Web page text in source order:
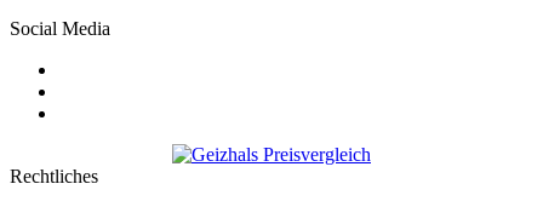
Social Media
Rechtliches